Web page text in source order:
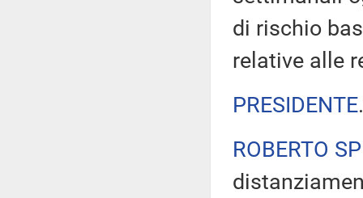
di rischio
relative alle
PRESIDENTE
ROBERTO